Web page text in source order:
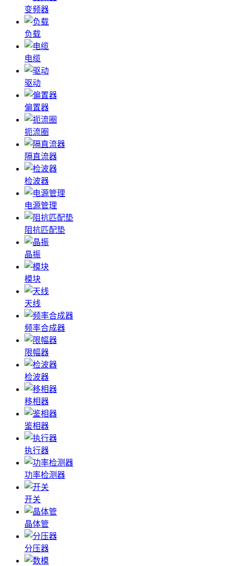
变频器
负载
电缆
驱动
偏置器
扼流圈
隔直流器
检波器
电源管理
阻抗匹配垫
晶振
模块
天线
频率合成器
限幅器
检波器
移相器
鉴相器
执行器
功率检测器
开关
晶体管
分压器